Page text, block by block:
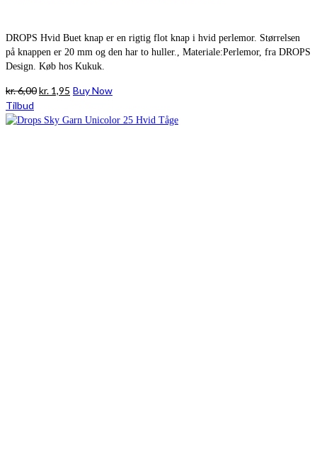
DROPS Hvid Buet knap er en rigtig flot knap i hvid perlemor. Størrelsen
på knappen er 20 mm og den har to huller., Materiale:Perlemor, fra DROPS
Design. Køb hos Kukuk.
kr.6,00Den
pris
kr. 1,95 Den
pris
Buy Now
Tilbud